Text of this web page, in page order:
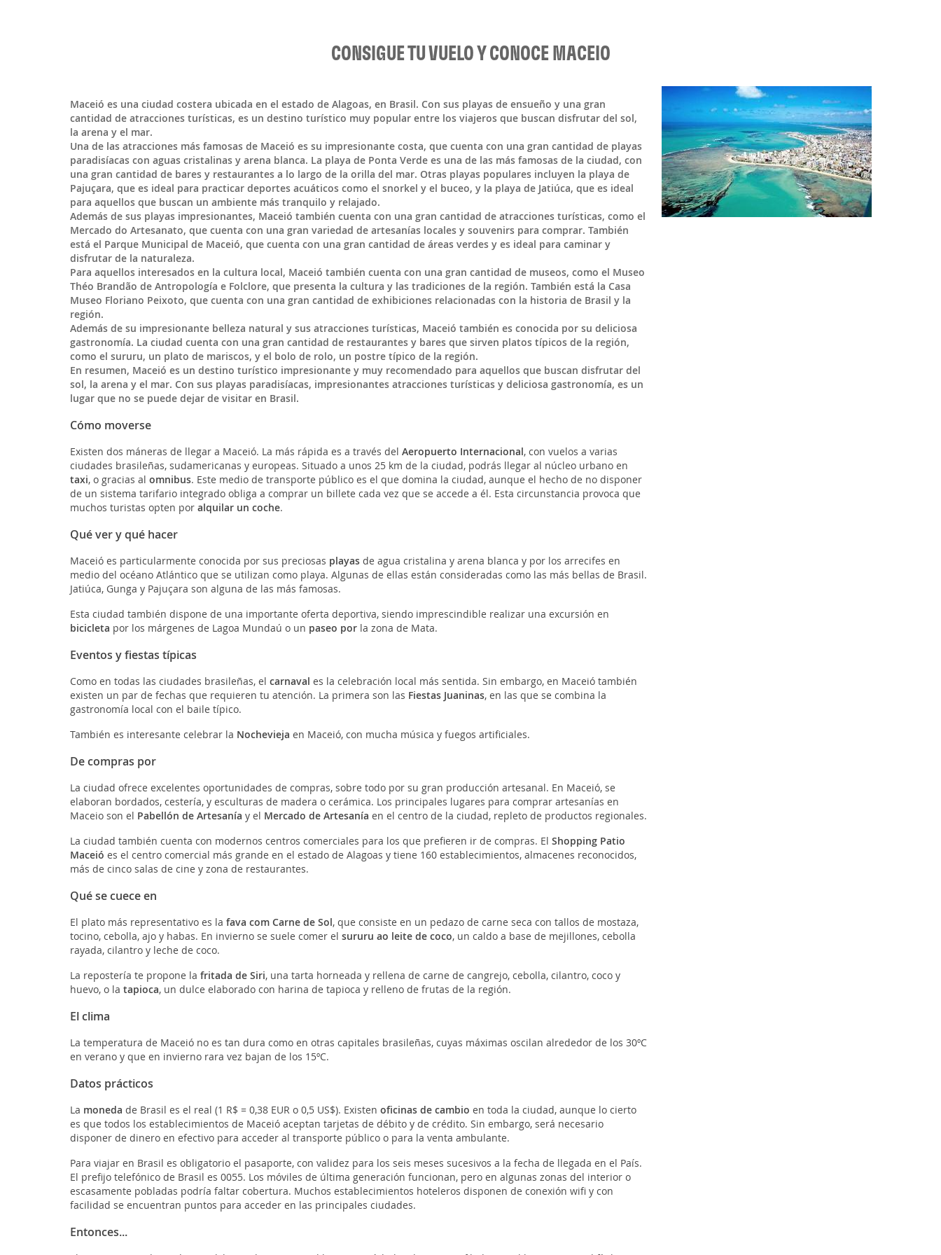
CONSIGUE TU VUELO Y CONOCE MACEIO
Maceió es una ciudad costera ubicada en el estado de Alagoas, en Brasil. Con sus playas de ensueño y una gran
cantidad de atracciones turísticas, es un destino turístico muy popular entre los viajeros que buscan disfrutar del sol,
la arena y el mar.
Una de las atracciones más famosas de Maceió es su impresionante costa, que cuenta con una gran cantidad de playas
paradisíacas con aguas cristalinas y arena blanca. La playa de Ponta Verde es una de las más famosas de la ciudad, con
una gran cantidad de bares y restaurantes a lo largo de la orilla del mar. Otras playas populares incluyen la playa de
Pajuçara, que es ideal para practicar deportes acuáticos como el snorkel y el buceo, y la playa de Jatiúca, que es ideal
para aquellos que buscan un ambiente más tranquilo y relajado.
Además de sus playas impresionantes, Maceió también cuenta con una gran cantidad de atracciones turísticas, como el
Mercado do Artesanato, que cuenta con una gran variedad de artesanías locales y souvenirs para comprar. También
está el Parque Municipal de Maceió, que cuenta con una gran cantidad de áreas verdes y es ideal para caminar y
disfrutar de la naturaleza.
Para aquellos interesados en la cultura local, Maceió también cuenta con una gran cantidad de museos, como el Museo
Théo Brandão de Antropología e Folclore, que presenta la cultura y las tradiciones de la región. También está la Casa
Museo Floriano Peixoto, que cuenta con una gran cantidad de exhibiciones relacionadas con la historia de Brasil y la
región.
Además de su impresionante belleza natural y sus atracciones turísticas, Maceió también es conocida por su deliciosa
gastronomía. La ciudad cuenta con una gran cantidad de restaurantes y bares que sirven platos típicos de la región,
como el sururu, un plato de mariscos, y el bolo de rolo, un postre típico de la región.
En resumen, Maceió es un destino turístico impresionante y muy recomendado para aquellos que buscan disfrutar del
sol, la arena y el mar. Con sus playas paradisíacas, impresionantes atracciones turísticas y deliciosa gastronomía, es un
lugar que no se puede dejar de visitar en Brasil.
Cómo moverse
Existen dos máneras de llegar a Maceió. La más rápida es a través del Aeropuerto Internacional, con vuelos a varias
ciudades brasileñas, sudamericanas y europeas. Situado a unos 25 km de la ciudad, podrás llegar al núcleo urbano en
taxi, o gracias al omnibus. Este medio de transporte público es el que domina la ciudad, aunque el hecho de no disponer
de un sistema tarifario integrado obliga a comprar un billete cada vez que se accede a él. Esta circunstancia provoca que
muchos turistas opten por alquilar un coche.
Qué ver y qué hacer
Maceió es particularmente conocida por sus preciosas playas de agua cristalina y arena blanca y por los arrecifes en
medio del océano Atlántico que se utilizan como playa. Algunas de ellas están consideradas como las más bellas de Brasil.
Jatiúca, Gunga y Pajuçara son alguna de las más famosas.
Esta ciudad también dispone de una importante oferta deportiva, siendo imprescindible realizar una excursión en
bicicleta por los márgenes de Lagoa Mundaú o un paseo por la zona de Mata.
Eventos y fiestas típicas
Como en todas las ciudades brasileñas, el carnaval es la celebración local más sentida. Sin embargo, en Maceió también
existen un par de fechas que requieren tu atención. La primera son las Fiestas Juaninas, en las que se combina la
gastronomía local con el baile típico.
También es interesante celebrar la Nochevieja en Maceió, con mucha música y fuegos artificiales.
De compras por
La ciudad ofrece excelentes oportunidades de compras, sobre todo por su gran producción artesanal. En Maceió, se
elaboran bordados, cestería, y esculturas de madera o cerámica. Los principales lugares para comprar artesanías en
Maceio son el Pabellón de Artesanía y el Mercado de Artesanía en el centro de la ciudad, repleto de productos regionales.
La ciudad también cuenta con modernos centros comerciales para los que prefieren ir de compras. El Shopping Patio
Maceió es el centro comercial más grande en el estado de Alagoas y tiene 160 establecimientos, almacenes reconocidos,
más de cinco salas de cine y zona de restaurantes.
Qué se cuece en
El plato más representativo es la fava com Carne de Sol, que consiste en un pedazo de carne seca con tallos de mostaza,
tocino, cebolla, ajo y habas. En invierno se suele comer el sururu ao leite de coco, un caldo a base de mejillones, cebolla
rayada, cilantro y leche de coco.
La repostería te propone la fritada de Siri, una tarta horneada y rellena de carne de cangrejo, cebolla, cilantro, coco y
huevo, o la tapioca, un dulce elaborado con harina de tapioca y relleno de frutas de la región.
El clima
La temperatura de Maceió no es tan dura como en otras capitales brasileñas, cuyas máximas oscilan alrededor de los 30ºC
en verano y que en invierno rara vez bajan de los 15ºC.
Datos prácticos
La moneda de Brasil es el real (1 R$ = 0,38 EUR o 0,5 US$). Existen oficinas de cambio en toda la ciudad, aunque lo cierto
es que todos los establecimientos de Maceió aceptan tarjetas de débito y de crédito. Sin embargo, será necesario
disponer de dinero en efectivo para acceder al transporte público o para la venta ambulante.
Para viajar en Brasil es obligatorio el pasaporte, con validez para los seis meses sucesivos a la fecha de llegada en el País.
El prefijo telefónico de Brasil es 0055. Los móviles de última generación funcionan, pero en algunas zonas del interior o
escasamente pobladas podría faltar cobertura. Muchos establecimientos hoteleros disponen de conexión wifi y con
facilidad se encuentran puntos para acceder en las principales ciudades.
Entonces...